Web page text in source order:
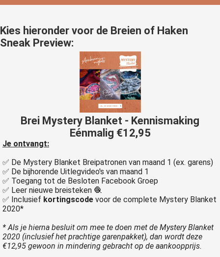
Kies hieronder voor de Breien of Haken
Sneak Preview:
Brei Mystery Blanket - Kennismaking
Eénmalig €12,95
Je ontvangt:
✅ De Mystery Blanket Breipatronen van maand 1 (ex. garens)
✅ De bijhorende Uitlegvideo's van maand 1
✅ Toegang tot de Besloten Facebook Groep
✅ Leer nieuwe breisteken 🧶
✅ Inclusief kortingscode voor de complete Mystery Blanket
2020*
* Als je hierna besluit om mee te doen met de Mystery Blanket
2020 (inclusief het prachtige garenpakket), dan wordt deze
€12,95 gewoon in mindering gebracht op de aankoopprijs.